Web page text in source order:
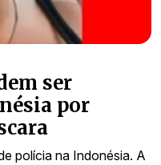
ser
por
polícia na Indonésia. A